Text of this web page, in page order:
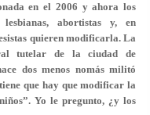
en el 2006 y ahora los
lesbianas, abortistas y, en
quieren modificarla. La
tutelar de la ciudad de
dos menos nomás militó
que hay que modificar la
Yo le pregunto, ¿y los